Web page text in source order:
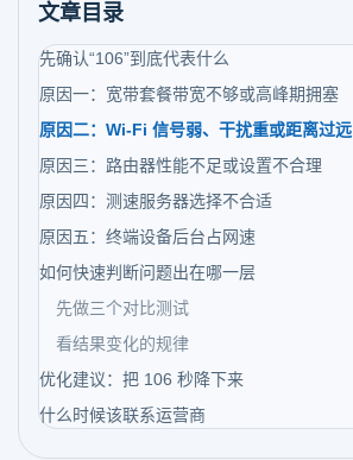
文章目录
先确认“106”到底代表什么
原因一：宽带套餐带宽不够或高峰期拥塞
原因二：Wi-Fi 信号弱、干扰重或距离过远
原因三：路由器性能不足或设置不合理
原因四：测速服务器选择不合适
原因五：终端设备后台占网速
如何快速判断问题出在哪一层
先做三个对比测试
看结果变化的规律
优化建议：把 106 秒降下来
什么时候该联系运营商